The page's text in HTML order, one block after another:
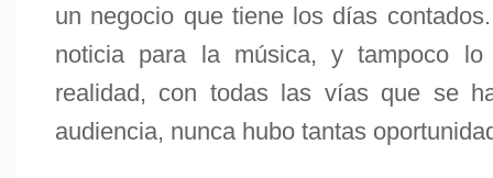
un negocio que tiene los días
noticia para la música, y tampoco
realidad, con todas las vías que se
audiencia, nunca hubo tantas